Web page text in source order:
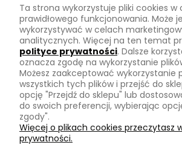
Zwroty
Tu mnie znajdziesz
Kontakt
O mnie
Instagram
Na skróty
Ta strona wykorzystuje pliki cookies w
prawidłowego funkcjonowania. Może
wykorzystywać w celach
analitycznych. Więcej na ten temat
polityce prywatności. Dalsze
oznacza zgodę na wykorzystanie
Możesz zaakceptować wykorzystanie
wszystkich tych plików i przejść do
opcję "Przejdź do sklepu" lub
do swoich preferencji, wybierając
zgody".
Więcej o plikach cookies przeczytasz
prywatności.